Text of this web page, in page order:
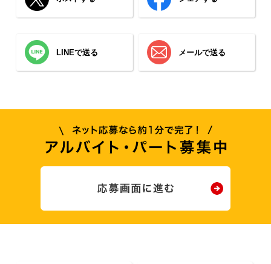
LINEで送る メールで送る